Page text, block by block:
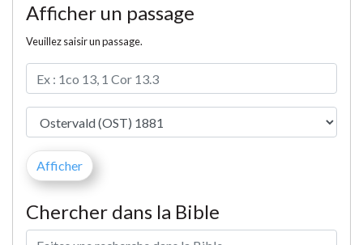
Afficher un passage
Veuillez saisir un passage.
Chercher dans la Bible